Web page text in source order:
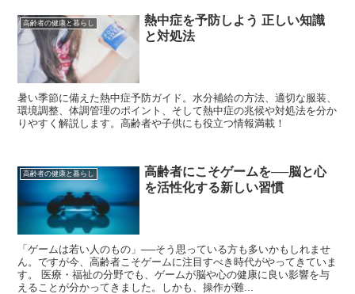
高齢者の健康と暮らし
熱中症を予防しよう 正しい知識
と対処法
暑い季節に備えた熱中症予防ガイド。水分補給の方法、適切な服装、
環境調整、体調管理のポイント、そして熱中症の兆候や対処法を分か
りやすく解説します。高齢者や子供にも役立つ情報満載！
高齢者の健康と暮らし
高齢者にこそゲームを──脳と心
を活性化する新しい習慣
「ゲームは若い人のもの」──そう思っている方も多いかもしれませ
ん。ですが今、高齢者こそゲームに注目すべき時代がやってきていま
す。 医療・福祉の分野でも、ゲームが脳や心の健康に良い影響を与
えることが分かってきました。しかも、操作が難...